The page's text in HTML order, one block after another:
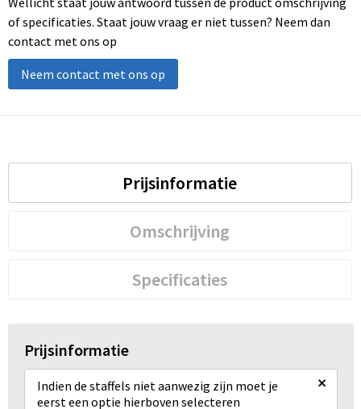
of specificaties. Staat jouw vraag er niet tussen? Neem dan
contact met ons op
Neem contact met ons op
Prijsinformatie
Omschrijving
Specificaties
Prijsinformatie
Indien de staffels niet aanwezig zijn moet je
eerst een optie hierboven selecteren
×